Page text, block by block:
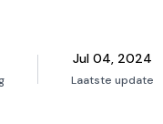
Jul 04, 2024
Laatste update